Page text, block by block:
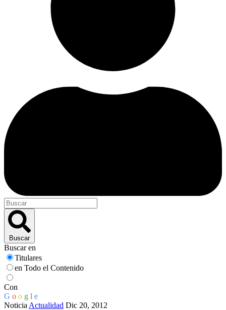
Buscar
Buscar en
Titulares
en Todo el Contenido
Con
G o o g l e
Noticia Actualidad Dic 20, 2012